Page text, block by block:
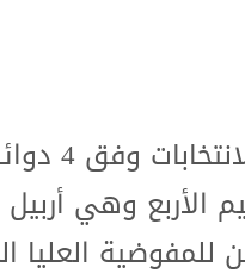
وتمخّض
الأربع وهي
للمفوضية العليا